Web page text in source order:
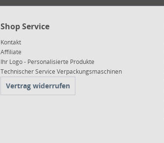
Shop Service
Kontakt
Affiliate
Ihr Logo - Personalisierte Produkte
Technischer Service Verpackungsmaschinen
Vertrag widerrufen